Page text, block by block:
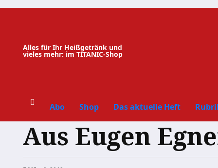
Zum
Alles für Ihr Heißgetränk und
vieles mehr: im TITANIC-Shop
Abo Shop Das aktuelle Heft
Aus Eugen